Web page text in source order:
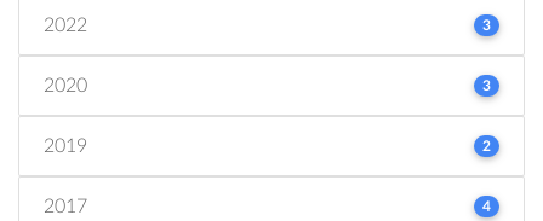
2022 3
2020 3
2019 2
2017 4